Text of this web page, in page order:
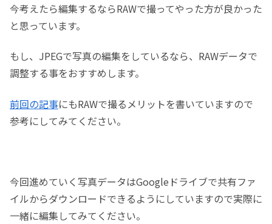
今考えたら編集するならRAWで撮ってやった方が良かった
と思っています。
もし、JPEGで写真の編集をしているなら、RAWデータで
調整する事をおすすめします。
前回の記事にもRAWで撮るメリットを書いていますので
参考にしてみてください。
今回進めていく写真データはGoogleドライブで共有ファ
イルからダウンロードできるようにしていますので実際に
一緒に編集してみてください。